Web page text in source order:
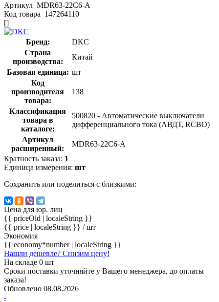
Артикул MDR63-22C6-A
Код товара 147264110
[]
Бренд:
DKC
Страна
производства:
Китай
Базовая единица: шт
Код
производителя
товара:
138
Классификация
товара в
каталоге:
500820 - Автоматические выключатели
дифференциального тока (АВДТ, RCBO)
Артикул
расширенный:
MDR63-22C6-A
Кратность заказа: 1
Единица измерения: шт
Сохранить или поделиться с близкими:
Цена для юр. лиц
{{ priceOld | localeString }}
{{ price | localeString }} / шт
Экономия
{{ economy*number | localeString }}
Нашли дешевле? Снизим цену!
На складе 0 шт
Сроки поставки уточняйте у Вашего менеджера, до оплаты
заказа!
Обновлено 08.08.2026
-